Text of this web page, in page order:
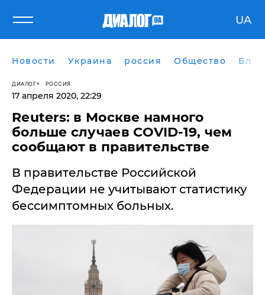
UA
Новости Украина россия Общество
ДИАЛОГ РОССИЯ
17 апреля 2020, 22:29
Reuters: в Москве намного
больше случаев COVID-19, чем
сообщают в правительстве
В правительстве Российской
Федерации не учитывают статистику
бессимптомных больных.